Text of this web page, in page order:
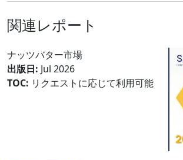
関連レポート
ナッツバター市場
出版日: Jul 2026
TOC: リクエストに応じて利用可能